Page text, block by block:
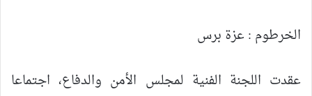
الخرطوم : عزة برس
عقدت اللجنة الفنية لمجلس الأمن والدفاع، اجتماعا